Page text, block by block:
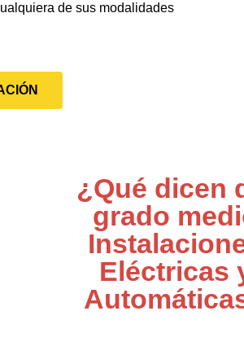
de sus modalidades
¿Qué dicen
grado
Eléctricas